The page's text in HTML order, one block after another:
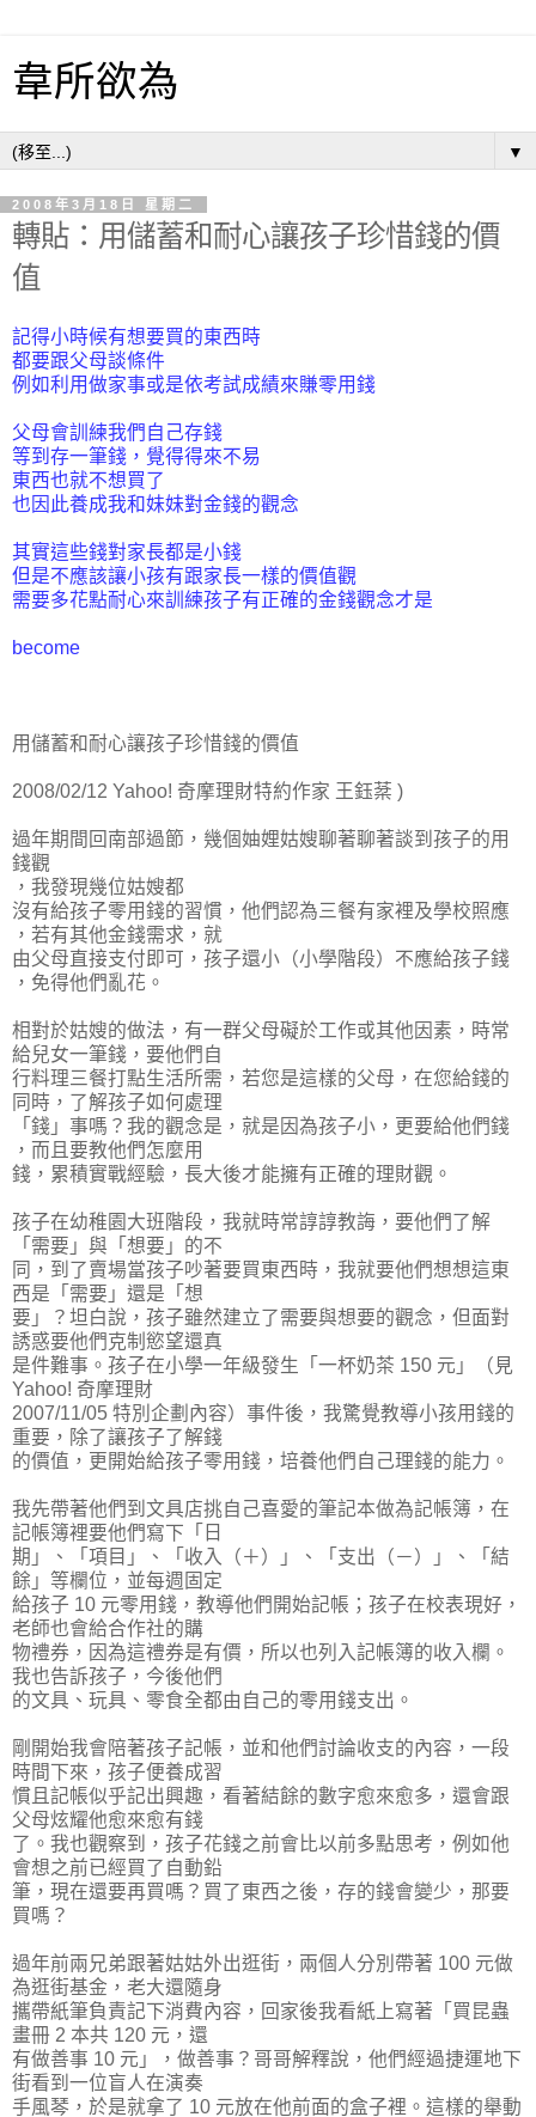
韋所欲為
▼
2008年3月18日 星期二
轉貼：用儲蓄和耐心讓孩子珍惜錢的價
值
記得小時候有想要買的東西時
都要跟父母談條件
例如利用做家事或是依考試成績來賺零用錢
父母會訓練我們自己存錢
等到存一筆錢，覺得得來不易
東西也就不想買了
也因此養成我和妹妹對金錢的觀念
其實這些錢對家長都是小錢
但是不應該讓小孩有跟家長一樣的價值觀
需要多花點耐心來訓練孩子有正確的金錢觀念才是
become
用儲蓄和耐心讓孩子珍惜錢的價值
2008/02/12 Yahoo! 奇摩理財特約作家 王鈺棻 )
過年期間回南部過節，幾個妯娌姑嫂聊著聊著談到孩子的用
錢觀
，我發現幾位姑嫂都
沒有給孩子零用錢的習慣，他們認為三餐有家裡及學校照應
，若有其他金錢需求，就
由父母直接支付即可，孩子還小（小學階段）不應給孩子錢
，免得他們亂花。
相對於姑嫂的做法，有一群父母礙於工作或其他因素 ，時常
給兒女一筆錢，要他們自
行料理三餐打點生活所需，若您是這樣的父母，在您給錢的
同時 ，了解孩子如何處理
「錢」事嗎？我的觀念是，就是因為孩子小，更要給他們錢
，而且要教他們怎麼用
錢，累積實戰經驗，長大後才能擁有正確的理財觀。
孩子在幼稚園大班階段，我就時常諄諄教誨，要他們了解
「需要」與 「想要」的不
同，到了賣場當孩子吵著要買東西時，我就要他們想想這東
西是 「需要」還是「想
要」？坦白說，孩子雖然建立了需要與想要的觀念，但面對
誘惑要他們克制慾望還真
是件難事。孩子在小學一年級發生「一杯奶茶 150 元」（見
Yahoo! 奇摩理財
2007/11/05 特別企劃內容）事件後，我驚覺教導小孩用錢的
重要 ，除了讓孩子了解錢
的價值，更開始給孩子零用錢，培養他們自己理錢的能力。
我先帶著他們到文具店挑自己喜愛的筆記本做為記帳簿 ，在
記帳簿裡要他們寫下「日
期」、「項目」、「收入（＋）」、「支出（－）」、「結
餘 」等欄位，並每週固定
給孩子 10 元零用錢，教導他們開始記帳；孩子在校表現好，
老師也會給合作社的購
物禮券，因為這禮券是有價，所以也列入記帳簿的收入欄 。
我也告訴孩子，今後他們
的文具、玩具、零食全都由自己的零用錢支出。
剛開始我會陪著孩子記帳，並和他們討論收支的內容，一段
時間下來 ，孩子便養成習
慣且記帳似乎記出興趣，看著結餘的數字愈來愈多，還會跟
父母炫耀他愈來愈有錢
了。我也觀察到，孩子花錢之前會比以前多點思考，例如他
會想之前已經買了自動鉛
筆，現在還要再買嗎？買了東西之後，存的錢會變少，那要
買嗎？
過年前兩兄弟跟著姑姑外出逛街，兩個人分別帶著 100 元做
為逛街基金，老大還隨身
攜帶紙筆負責記下消費內容，回家後我看紙上寫著「買昆蟲
畫冊 2 本共 120 元，還
有做善事 10 元」，做善事？哥哥解釋說，他們經過捷運地下
街看到一位盲人在演奏
手風琴，於是就拿了 10 元放在他前面的盒子裡。這樣的舉動